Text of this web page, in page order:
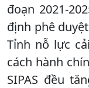
đoạn 2021-
định phê
Tỉnh nỗ lực
cách hành
SIPAS đều